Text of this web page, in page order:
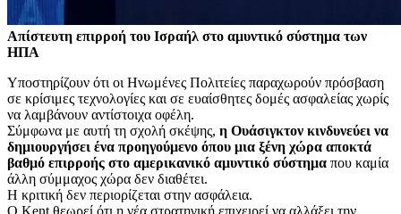
Απίστευτη επιρροή του Ισραήλ στο αμυντικό σύστημα των
ΗΠΑ
Υποστηρίζουν ότι οι Ηνωμένες Πολιτείες παραχωρούν πρόσβαση
σε κρίσιμες τεχνολογίες και σε ευαίσθητες δομές ασφαλείας χωρίς
να λαμβάνουν αντίστοιχα οφέλη.
Σύμφωνα με αυτή τη σχολή σκέψης, η Ουάσιγκτον κινδυνεύει να
δημιουργήσει ένα προηγούμενο όπου μια ξένη χώρα αποκτά
βαθμό επιρροής στο αμερικανικό αμυντικό σύστημα που καμία
άλλη σύμμαχος χώρα δεν διαθέτει.
Η κριτική δεν περιορίζεται στην ασφάλεια.
Ο Kent θεωρεί ότι η νέα στρατηγική επιχειρεί να αλλάξει την